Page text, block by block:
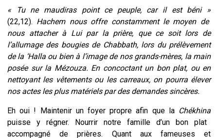
« Tu ne maudiras point ce peuple, car il est béni »
(22,12). Hachem nous offre constamment le moyen de
nous attacher à Lui par la prière, que ce soit lors de
l’allumage des bougies de Chabbath, lors du prélèvement
de la ‘Halla ou bien à l’image de nos grands-mères, la main
posée sur la Mézouza. En concoctant un bon plat, ou en
nettoyant les vêtements ou les carreaux, on pourra élever
nos actes les plus matériels par des demandes sincères.
Eh oui ! Maintenir un foyer propre afin que laChékhina
puisse y régner. Nourrir notre famille d’un bon plat
accompagné de prières. Quant aux fameuses et